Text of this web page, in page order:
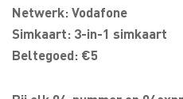
Netwerk: Vodafone
Simkaart: 3-in-1 simkaart
Beltegoed: €5